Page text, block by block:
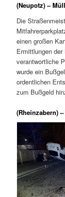
(Neupotz) –
Die
einen großen
Ermittlungen
verantwortliche
wurde ein
ordentlichen
zum Bußgeld
(Rheinzabern)